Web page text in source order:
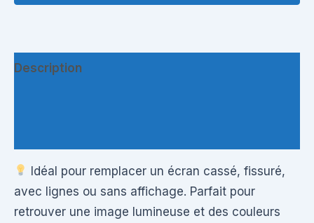
Description
Idéal pour remplacer un écran cassé, fissuré,
avec lignes ou sans affichage. Parfait pour
retrouver une image lumineuse et des couleurs